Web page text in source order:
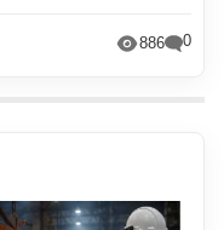
886 0